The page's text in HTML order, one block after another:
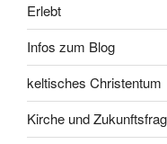
Erlebt
Infos zum Blog
keltisches Christentum
Kirche und